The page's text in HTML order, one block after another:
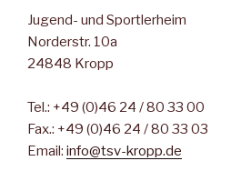
Jugend- und Sportlerheim
Norderstr. 10a
24848 Kropp
Tel.: +49 (0)46 24 / 80 33 00
Fax.: +49 (0)46 24 / 80 33 03
Email: info@tsv-kropp.de